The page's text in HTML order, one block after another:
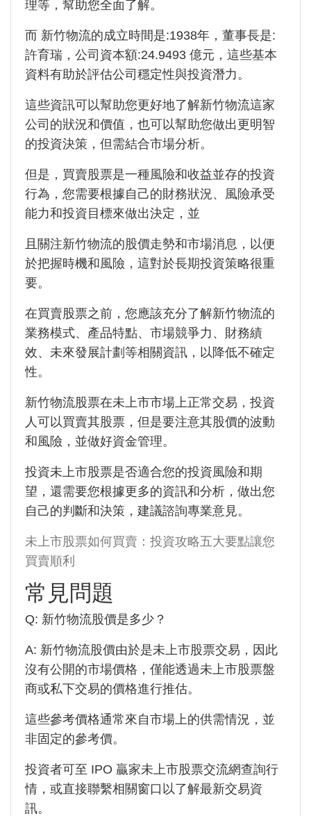
理等，幫助您全面了解。
而 新竹物流的成立時間是:1938年，董事長是:
許育瑞，公司資本額:24.9493 億元，這些基本
資料有助於評估公司穩定性與投資潛力。
這些資訊可以幫助您更好地了解新竹物流這家
公司的狀況和價值，也可以幫助您做出更明智
的投資決策，但需結合市場分析。
但是，買賣股票是一種風險和收益並存的投資
行為，您需要根據自己的財務狀況、風險承受
能力和投資目標來做出決定，並
且關注新竹物流的股價走勢和市場消息，以便
於把握時機和風險，這對於長期投資策略很重
要。
在買賣股票之前，您應該充分了解新竹物流的
業務模式、產品特點、市場競爭力、財務績
效、未來發展計劃等相關資訊，以降低不確定
性。
新竹物流股票在未上市市場上正常交易，投資
人可以買賣其股票，但是要注意其股價的波動
和風險，並做好資金管理。
投資未上市股票是否適合您的投資風險和期
望，還需要您根據更多的資訊和分析，做出您
自己的判斷和決策，建議諮詢專業意見。
未上市股票如何買賣：投資攻略五大要點讓您
買賣順利
常見問題
Q: 新竹物流股價是多少？
A: 新竹物流股價由於是未上市股票交易，因此
沒有公開的市場價格，僅能透過未上市股票盤
商或私下交易的價格進行推估。
這些參考價格通常來自市場上的供需情況，並
非固定的參考價。
投資者可至 IPO 贏家未上市股票交流網查詢行
情，或直接聯繫相關窗口以了解最新交易資
訊。